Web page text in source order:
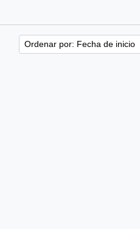
Ordenar por: Fecha de inicio